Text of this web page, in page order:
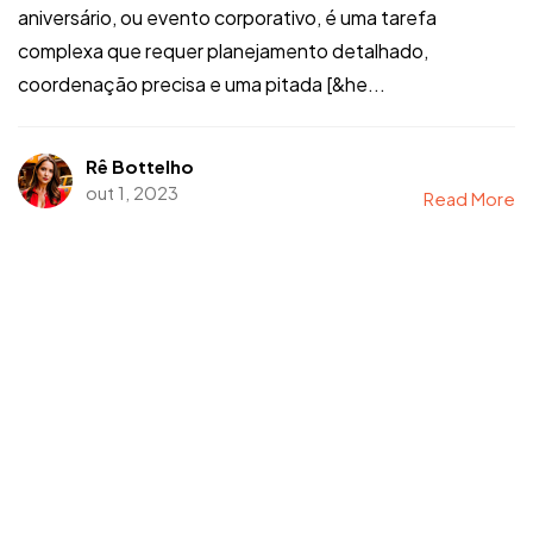
aniversário, ou evento corporativo, é uma tarefa
complexa que requer planejamento detalhado,
coordenação precisa e uma pitada [&he...
Rê Bottelho
out 1, 2023
Read More